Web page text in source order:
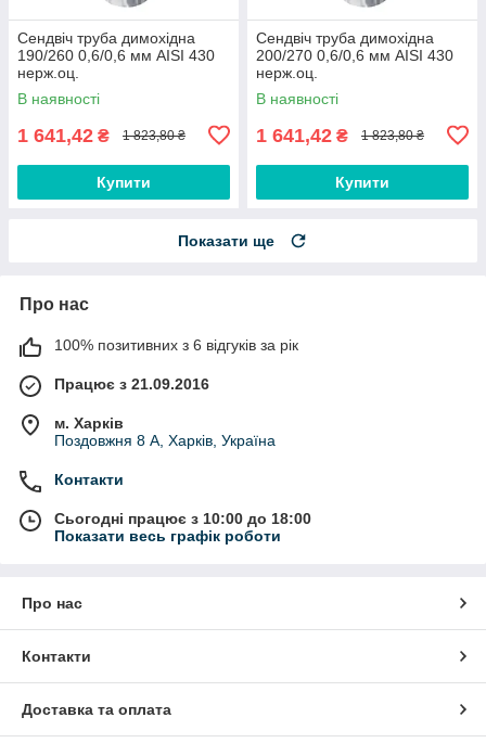
Сендвіч труба димохідна
190/260 0,6/0,6 мм AISI 430
нерж.оц.
В наявності
1 641,42 ₴ 1 823,80 ₴
Купити
Сендвіч труба димохідна
200/270 0,6/0,6 мм AISI 430
нерж.оц.
В наявності
1 641,42 ₴ 1 823,80 ₴
Купити
Показати ще
Про нас
100% позитивних з 6 відгуків за рік
Працює з 21.09.2016
м. Харків
Поздовжня 8 А, Харків, Україна
Контакти
Сьогодні працює з 10:00 до 18:00
Показати весь графік роботи
Про нас
Контакти
Доставка та оплата